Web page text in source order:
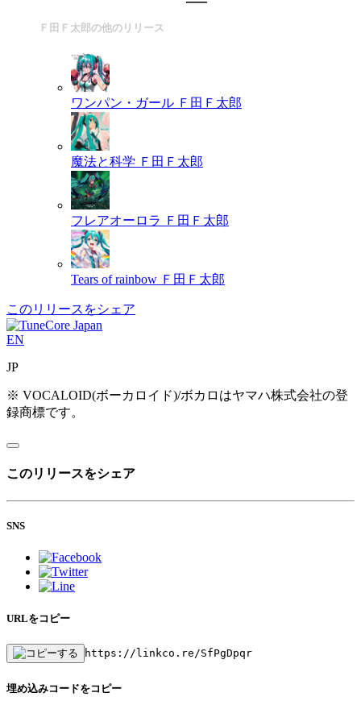
Ｆ田Ｆ太郎の他のリリース
ワンパン・ガール Ｆ田Ｆ太郎
魔法と科学 Ｆ田Ｆ太郎
フレアオーロラ Ｆ田Ｆ太郎
Tears of rainbow Ｆ田Ｆ太郎
このリリースをシェア
EN
JP
※ VOCALOID(ボーカロイド)/ボカロはヤマハ株式会社の登
録商標です。
このリリースをシェア
SNS
URLをコピー
https://linkco.re/SfPgDpqr
埋め込みコードをコピー